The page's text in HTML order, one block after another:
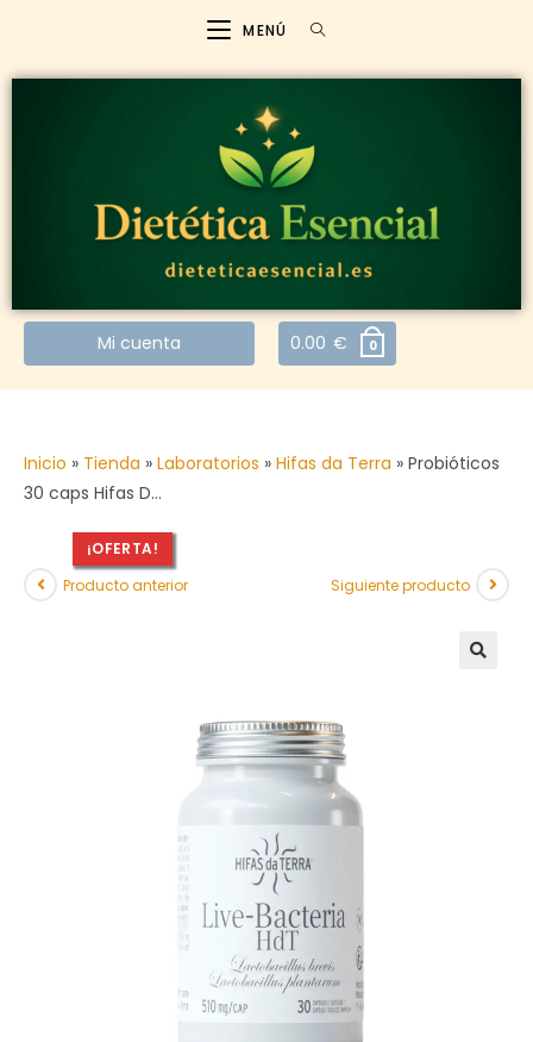
MENÚ
Mi cuenta 0.00 € 0
Inicio » Tienda » Laboratorios » Hifas da Terra » Probióticos
30 caps Hifas D…
¡OFERTA!
Producto anterior
Siguiente producto